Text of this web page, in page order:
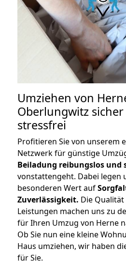
Umziehen von
Oberlungwitz
stressfrei
Profitieren Sie von unserem
Netzwerk für günstige
Beiladung reibungslos und
vonstattengeht. Dabei legen
besonderen Wert auf
Zuverlässigkeit. Die
Leistungen machen uns zu
für Ihren Umzug von Herne
Ob Sie nun eine kleine
Haus umziehen, wir haben
für Sie.